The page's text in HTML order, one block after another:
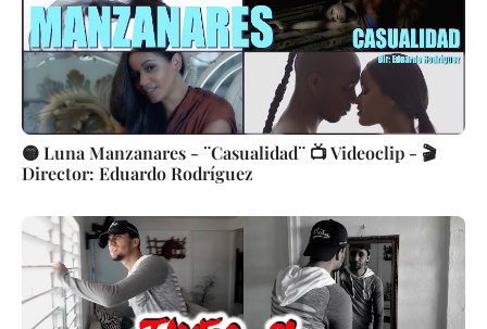
🟡 Luna Manzanares - ¨Casualidad¨ 📺 Videoclip - 🎬
Director: Eduardo Rodríguez